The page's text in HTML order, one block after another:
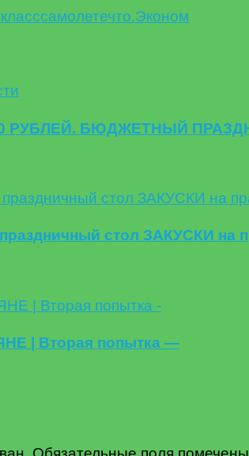
класссамолетечто.Эконом
РУБЛЕЙ. БЮДЖЕТНЫЙ
стол ЗАКУСКИ на
| Вторая попытка —